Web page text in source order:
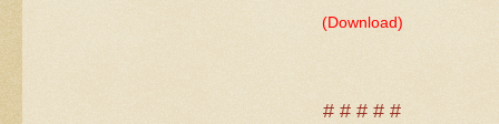
(Download)
# # # # #